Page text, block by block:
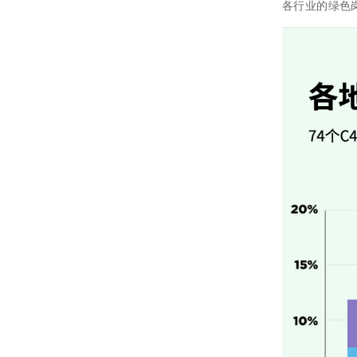
各行业的绿色